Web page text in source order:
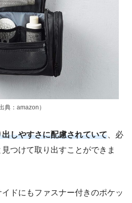
出典：amazon）
しやすさに配慮されていて 、必
つけて取り出すことができま
ドにもファスナー付きのポケッ